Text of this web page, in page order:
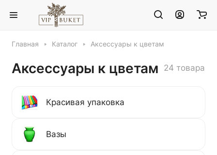
Главная Каталог Аксессуары к цветам
Аксессуары к цветам 24 товара
Красивая упаковка
Вазы